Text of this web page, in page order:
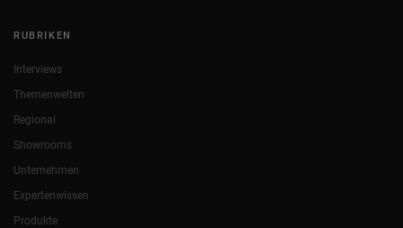
RUBRIKEN
Interviews
Themenwelten
Regional
Showrooms
Unternehmen
Expertenwissen
Produkte